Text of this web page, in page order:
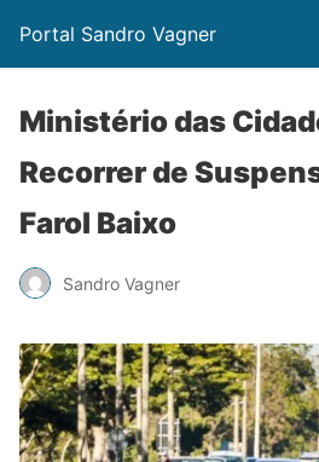
Portal Sandro Vagner
Ministério das
Recorrer de
Farol Baixo
Sandro Vagner